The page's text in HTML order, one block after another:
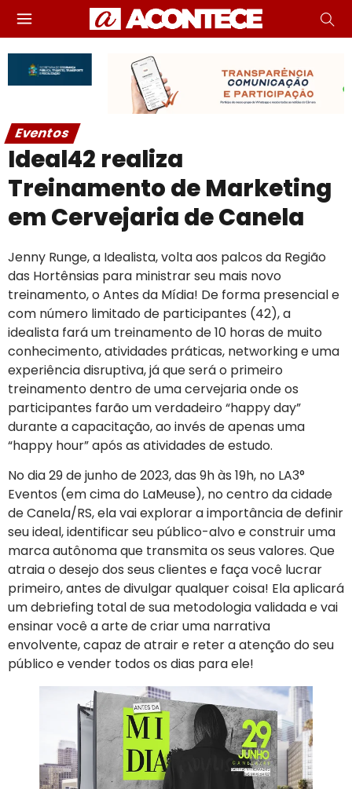
Eventos
Ideal42 realiza
Treinamento de Marketing
em Cervejaria de Canela
Jenny Runge, a Idealista, volta aos palcos da Região
das Hortênsias para ministrar seu mais novo
treinamento, o Antes da Mídia! De forma presencial e
com número limitado de participantes (42), a
idealista fará um treinamento de 10 horas de muito
conhecimento, atividades práticas, networking e uma
experiência disruptiva, já que será o primeiro
treinamento dentro de uma cervejaria onde os
participantes farão um verdadeiro “happy day”
durante a capacitação, ao invés de apenas uma
“happy hour” após as atividades de estudo.
No dia 29 de junho de 2023, das 9h às 19h, no LA3°
Eventos (em cima do LaMeuse), no centro da cidade
de Canela/RS, ela vai explorar a importância de definir
seu ideal, identificar seu público-alvo e construir uma
marca autônoma que transmita os seus valores. Que
atraia o desejo dos seus clientes e faça você lucrar
primeiro, antes de divulgar qualquer coisa! Ela aplicará
um debriefing total de sua metodologia validada e vai
ensinar você a arte de criar uma narrativa
envolvente, capaz de atrair e reter a atenção do seu
público e vender todos os dias para ele!